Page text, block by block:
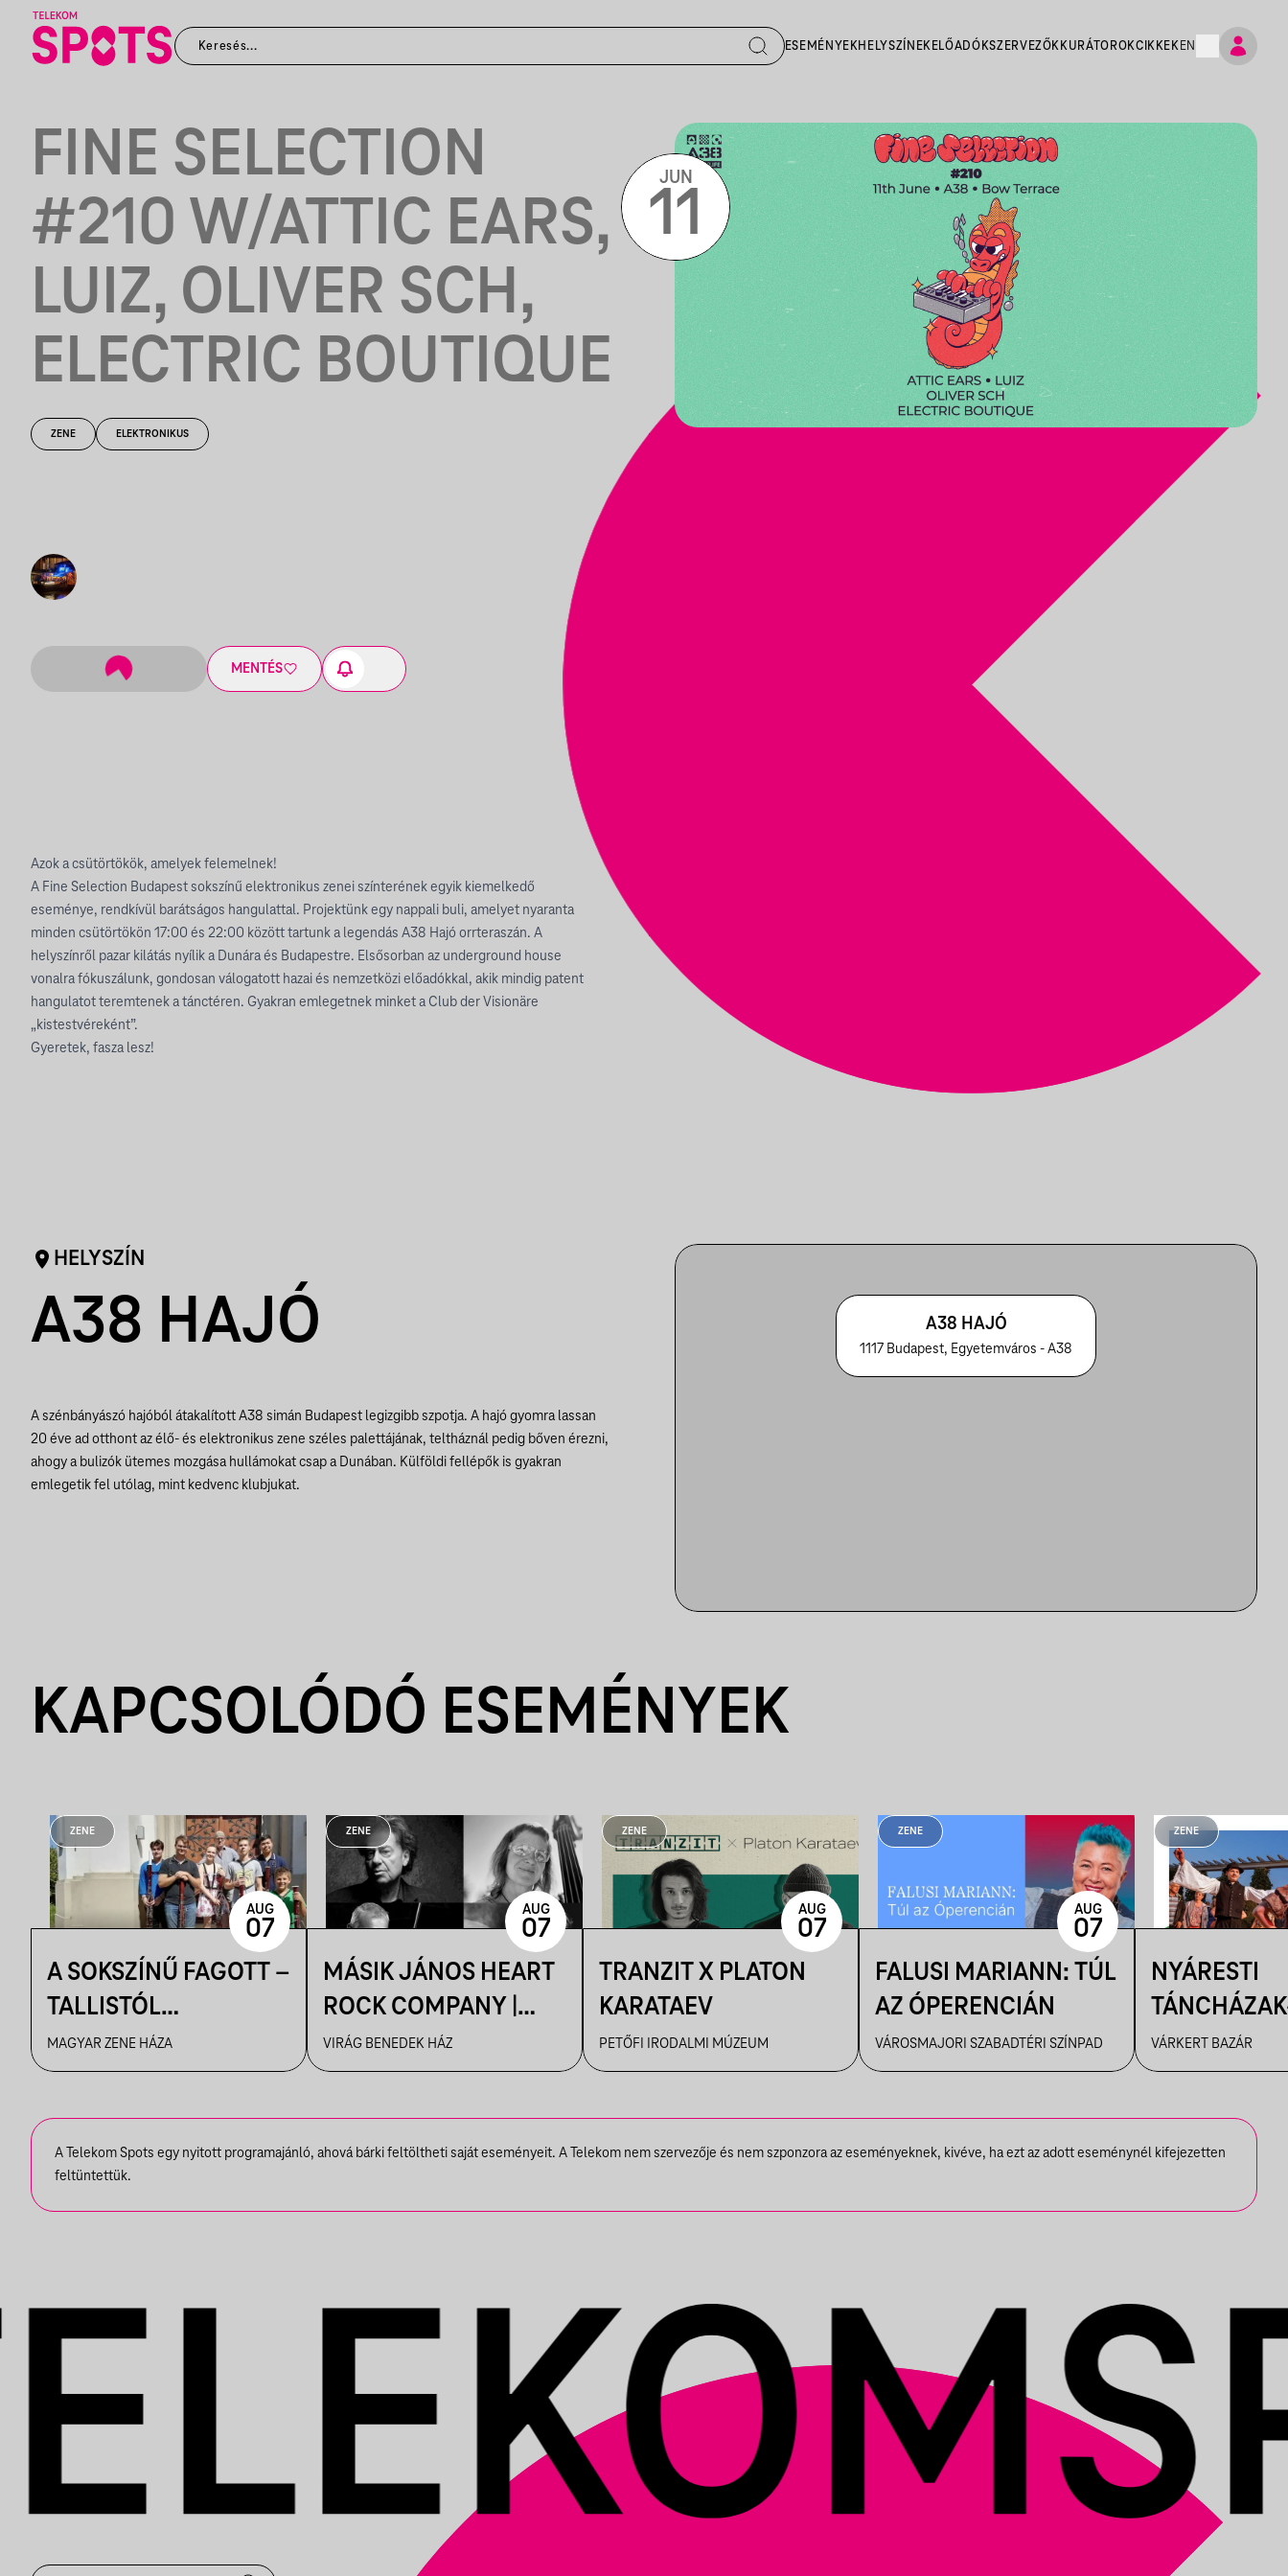
ESEMÉNYEKHELYSZÍNEK ELŐADÓKSZERVEZŐK KURÁTOROKCIKKEK EN
FINE SELECTION
#210 W/ATTIC EARS,
LUIZ, OLIVER SCH,
ELECTRIC BOUTIQUE
ZENE ELEKTRONIKUS
MENTÉS
JUN
11
Azok a csütörtökök, amelyek felemelnek!
A Fine Selection Budapest sokszínű elektronikus zenei színterének egyik kiemelkedő
eseménye, rendkívül barátságos hangulattal. Projektünk egy nappali buli, amelyet nyaranta
minden csütörtökön 17:00 és 22:00 között tartunk a legendás A38 Hajó orrteraszán. A
helyszínről pazar kilátás nyílik a Dunára és Budapestre. Elsősorban az underground house
vonalra fókuszálunk, gondosan válogatott hazai és nemzetközi előadókkal, akik mindig patent
hangulatot teremtenek a tánctéren. Gyakran emlegetnek minket a Club der Visionäre
„kistestvéreként”.
Gyeretek, fasza lesz!
HELYSZÍN
A38 HAJÓ
A szénbányászó hajóból átakalított A38 simán Budapest legizgibb szpotja. A hajó gyomra lassan
20 éve ad otthont az élő- és elektronikus zene széles palettájának, teltháznál pedig bőven érezni,
ahogy a bulizók ütemes mozgása hullámokat csap a Dunában. Külföldi fellépők is gyakran
emlegetik fel utólag, mint kedvenc klubjukat.
A38 HAJÓ
1117 Budapest, Egyetemváros - A38
KAPCSOLÓDÓ ESEMÉNYEK
ZENE
A SOKSZÍNŰ FAGOTT –
TALLISTÓL
PIAZZOLLÁIG
MAGYAR ZENE HÁZA
AUG
07
ZENE
MÁSIK JÁNOS HEART
ROCK COMPANY |
VBH NYÁR
VIRÁG BENEDEK HÁZ
AUG
07
ZENE
TRANZIT X PLATON
KARATAEV
PETŐFI IRODALMI MÚZEUM
AUG
07
ZENE
FALUSI MARIANN: TÚL
AZ ÓPERENCIÁN
VÁROSMAJORI SZABADTÉRI SZÍNPAD
AUG
07
ZENE
NYÁRESTI
FANFARA
VÁRKERT BAZÁR
A Telekom Spots egy nyitott programajánló, ahová bárki feltöltheti saját eseményeit. A Telekom nem szervezője és nem szponzora az eseményeknek, kivéve, ha ezt az adott eseménynél kifejezetten
feltüntettük.